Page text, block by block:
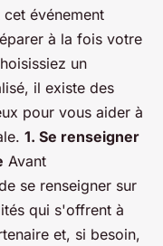
cet événement
à la fois votre
un
il existe des
pour vous aider à
1. Se renseigner
Avant
se renseigner sur
qui s'offrent à
et, si besoin,